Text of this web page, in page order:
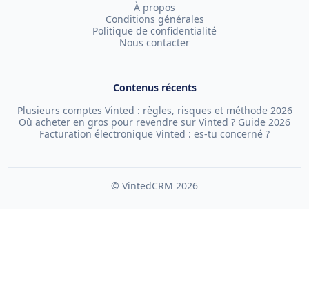
À propos
Conditions générales
Politique de confidentialité
Nous contacter
Contenus récents
Plusieurs comptes Vinted : règles, risques et méthode 2026
Où acheter en gros pour revendre sur Vinted ? Guide 2026
Facturation électronique Vinted : es-tu concerné ?
© VintedCRM 2026